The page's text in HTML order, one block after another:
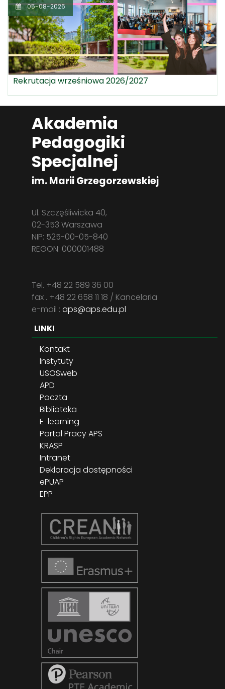
05-08-2026
Rekrutacja wrześniowa 2026/2027
Akademia
Pedagogiki
Specjalnej
im. Marii Grzegorzewskiej
Ul. Szczęśliwicka 40,
02-353 Warszawa
NIP: 525-00-05-840
REGON: 000001488
Tel. +48 22 589 36 00
fax . +48 22 658 11 18 / Kancelaria
e-mail : aps@aps.edu.pl
LINKI
Kontakt
Instytuty
USOSweb
APD
Poczta
Biblioteka
E-learning
Portal Pracy APS
KRASP
Intranet
Deklaracja dostępności
ePUAP
EPP